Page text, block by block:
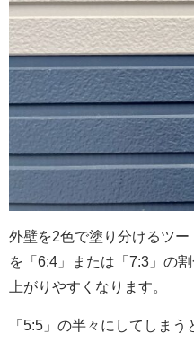
外壁を2色で塗り分けるツ
を「6:4」または「7:3」の
上がりやすくなります。
「5:5」の半々にしてしま